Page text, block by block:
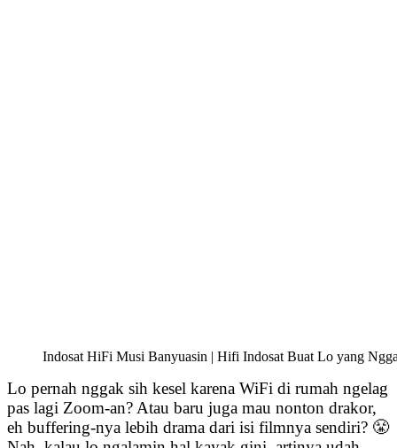
Indosat HiFi Musi Banyuasin | Hifi Indosat Buat Lo yang
Lo pernah nggak sih kesel karena WiFi di rumah ngelag
pas lagi Zoom-an? Atau baru juga mau nonton drakor,
eh buffering-nya lebih drama dari isi filmnya sendiri? 😤